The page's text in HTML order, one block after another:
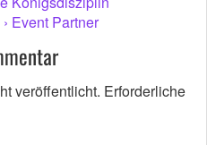
Event Partner
veröffentlicht. Erforderliche